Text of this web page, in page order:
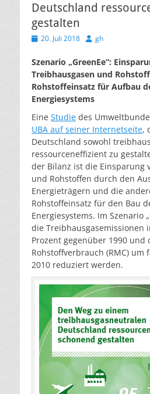
Deutschland
gestalten
Veröffentlicht
20. Juli 2018 Autor
gh
Szenario „GreenEe“:
Treibhausgasen und
Rohstoffeinsatz für Aufbau
Energiesystems
Eine Studie des
UBA auf seiner Internetseite,
Deutschland sowohl
ressourceneffizient zu
der Bilanz ist die Einsparung
und Rohstoffen durch den
Energieträgern und die
Rohstoffeinsatz für den Bau
Energiesystems. Im Szenario
die Treibhausgasemissionen
Prozent gegenüber 1990 und
Rohstoffverbrauch (RMC) um
2010 reduziert werden.